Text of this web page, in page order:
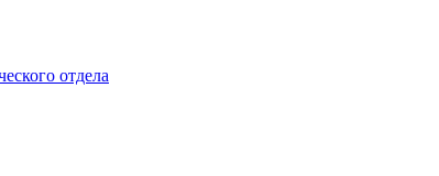
отдела